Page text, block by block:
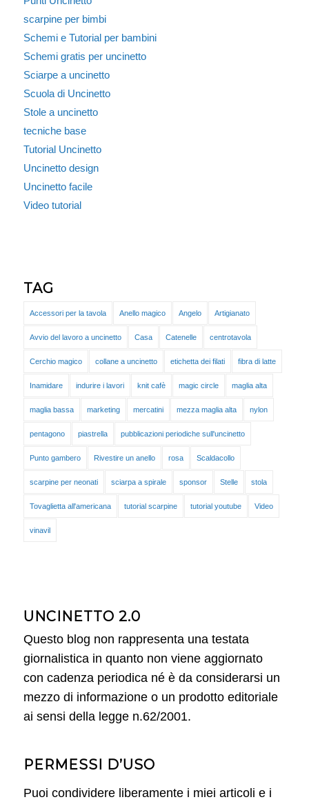
scarpine per bimbi
Schemi e Tutorial per bambini
Schemi gratis per uncinetto
Sciarpe a uncinetto
Scuola di Uncinetto
Stole a uncinetto
tecniche base
Tutorial Uncinetto
Uncinetto design
Uncinetto facile
Video tutorial
TAG
Accessori per la tavola Anello magico Angelo Artigianato
Avvio del lavoro a uncinetto Casa Catenelle centrotavola
Cerchio magico collane a uncinetto etichetta dei filati fibra di latte
Inamidare indurire i lavori knit cafè magic circle maglia alta
maglia bassa marketing mercatini mezza maglia alta nylon
pentagono piastrella pubblicazioni periodiche sull'uncinetto
Punto gambero Rivestire un anello rosa Scaldacollo
scarpine per neonati sciarpa a spirale sponsor Stelle stola
Tovaglietta all'americana tutorial scarpine tutorial youtube Video
vinavil
UNCINETTO 2.0
Questo blog non rappresenta una testata
giornalistica in quanto non viene aggiornato
con cadenza periodica né è da considerarsi un
mezzo di informazione o un prodotto editoriale
ai sensi della legge n.62/2001.
PERMESSI D’USO
Puoi condividere liberamente i miei articoli e i